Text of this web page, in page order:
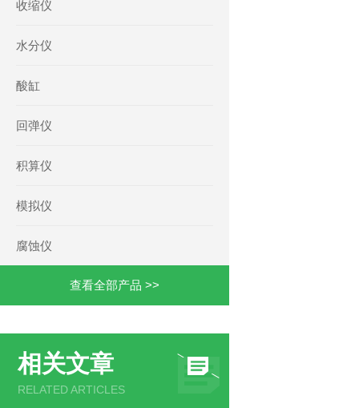
收缩仪
水分仪
酸缸
回弹仪
积算仪
模拟仪
腐蚀仪
查看全部产品 >>
相关文章
RELATED ARTICLES